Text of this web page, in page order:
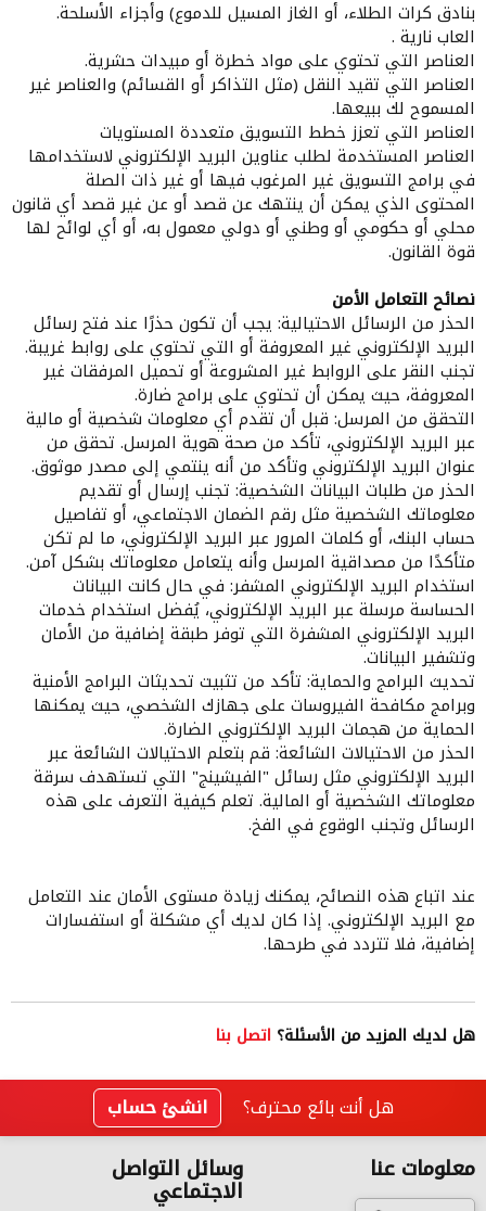
بنادق كرات الطلاء، أو الغاز المسيل للدموع) وأجزاء الأسلحة.
العاب نارية .
العناصر التي تحتوي على مواد خطرة أو مبيدات حشرية.
العناصر التي تقيد النقل (مثل التذاكر أو القسائم) والعناصر غير
المسموح لك ببيعها.
العناصر التي تعزز خطط التسويق متعددة المستويات
العناصر المستخدمة لطلب عناوين البريد الإلكتروني لاستخدامها
في برامج التسويق غير المرغوب فيها أو غير ذات الصلة
المحتوى الذي يمكن أن ينتهك عن قصد أو عن غير قصد أي قانون
محلي أو حكومي أو وطني أو دولي معمول به، أو أي لوائح لها
قوة القانون.
نصائح التعامل الأمن
الحذر من الرسائل الاحتيالية: يجب أن تكون حذرًا عند فتح رسائل
البريد الإلكتروني غير المعروفة أو التي تحتوي على روابط غريبة.
تجنب النقر على الروابط غير المشروعة أو تحميل المرفقات غير
المعروفة، حيث يمكن أن تحتوي على برامج ضارة.
التحقق من المرسل: قبل أن تقدم أي معلومات شخصية أو مالية
عبر البريد الإلكتروني، تأكد من صحة هوية المرسل. تحقق من
عنوان البريد الإلكتروني وتأكد من أنه ينتمي إلى مصدر موثوق.
الحذر من طلبات البيانات الشخصية: تجنب إرسال أو تقديم
معلوماتك الشخصية مثل رقم الضمان الاجتماعي، أو تفاصيل
حساب البنك، أو كلمات المرور عبر البريد الإلكتروني، ما لم تكن
متأكدًا من مصداقية المرسل وأنه يتعامل معلوماتك بشكل آمن.
استخدام البريد الإلكتروني المشفر: في حال كانت البيانات
الحساسة مرسلة عبر البريد الإلكتروني، يُفضل استخدام خدمات
البريد الإلكتروني المشفرة التي توفر طبقة إضافية من الأمان
وتشفير البيانات.
تحديث البرامج والحماية: تأكد من تثبيت تحديثات البرامج الأمنية
وبرامج مكافحة الفيروسات على جهازك الشخصي، حيث يمكنها
الحماية من هجمات البريد الإلكتروني الضارة.
الحذر من الاحتيالات الشائعة: قم بتعلم الاحتيالات الشائعة عبر
البريد الإلكتروني مثل رسائل "الفيشينج" التي تستهدف سرقة
معلوماتك الشخصية أو المالية. تعلم كيفية التعرف على هذه
الرسائل وتجنب الوقوع في الفخ.
عند اتباع هذه النصائح، يمكنك زيادة مستوى الأمان عند التعامل
مع البريد الإلكتروني. إذا كان لديك أي مشكلة أو استفسارات
إضافية، فلا تتردد في طرحها.
هل لديك المزيد من الأسئلة؟ اتصل بنا
هل أنت بائع محترف؟ انشئ حساب
معلومات عنا وسائل التواصل
الاجتماعي